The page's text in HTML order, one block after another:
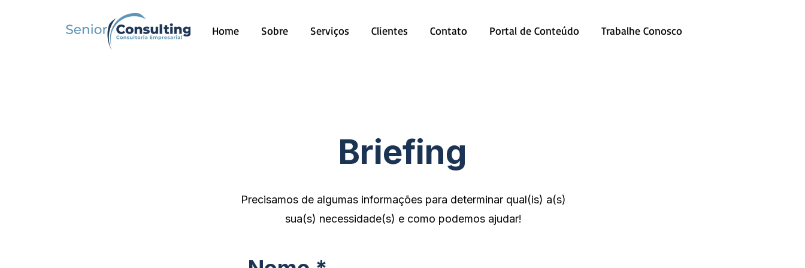
Home Sobre Serviços Clientes Contato Portal de Conteúdo Trabalhe Conosco
Briefing
Precisamos de algumas informações para determinar qual(is) a(s)
sua(s) necessidade(s) e como podemos ajudar!